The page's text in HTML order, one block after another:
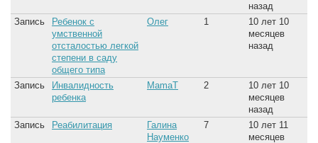
назад
Запись
Ребенок с
умственной
отсталостью легкой
степени в саду
общего типа
Олег 1
10 лет 10
месяцев
назад
Запись
Инвалидность
ребенка
MamaT 2
10 лет 10
месяцев
назад
Запись
Реабилитация
Галина
Науменко
7
10 лет 11
месяцев